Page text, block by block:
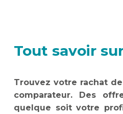
Tout savoir
Trouvez votre rachat
comparateur. Des
quelque soit votre